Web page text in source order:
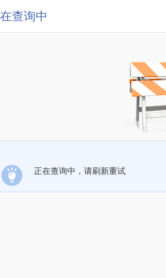
查询中
正在查询中，请刷新重试